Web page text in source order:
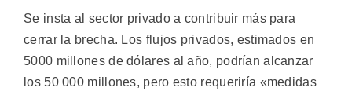
Se insta al sector privado a contribuir más para
cerrar la brecha. Los flujos privados, estimados en
5000 millones de dólares al año, podrían alcanzar
los 50 000 millones, pero esto requeriría «medidas